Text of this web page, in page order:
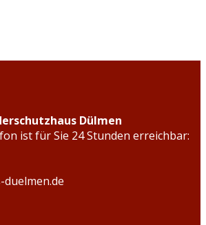
Dülmen
ist für Sie 24 Stunden erreichbar: